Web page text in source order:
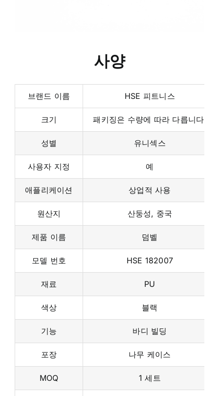
사양
브랜드 이름 HSE 피트니스
크기 패키징은 수량에 따라 다릅니다.
성별 유니섹스
사용자 지정 예
애플리케이션 상업적 사용
원산지 산둥성, 중국
제품 이름 덤벨
모델 번호 HSE 182007
재료 PU
색상 블랙
기능 바디 빌딩
포장 나무 케이스
MOQ 1 세트